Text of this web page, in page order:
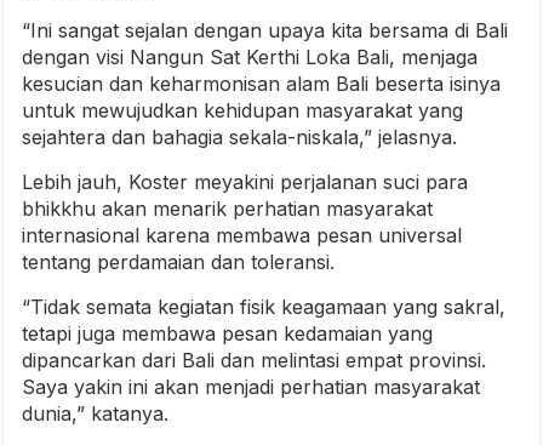
“Ini sangat sejalan dengan upaya kita bersama di Bali
dengan visi Nangun Sat Kerthi Loka Bali, menjaga
kesucian dan keharmonisan alam Bali beserta isinya
untuk mewujudkan kehidupan masyarakat yang
sejahtera dan bahagia sekala-niskala,” jelasnya.
Lebih jauh, Koster meyakini perjalanan suci para
bhikkhu akan menarik perhatian masyarakat
internasional karena membawa pesan universal
tentang perdamaian dan toleransi.
“Tidak semata kegiatan fisik keagamaan yang sakral,
tetapi juga membawa pesan kedamaian yang
dipancarkan dari Bali dan melintasi empat provinsi.
Saya yakin ini akan menjadi perhatian masyarakat
dunia,” katanya.